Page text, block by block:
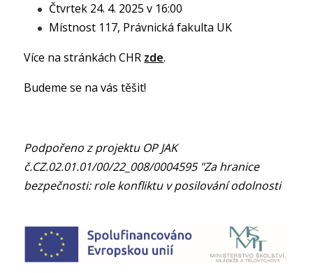
Čtvrtek 24. 4. 2025 v 16:00
Místnost 117, Právnická fakulta UK
Více na stránkách CHR zde.
Budeme se na vás těšit!
Podpořeno z projektu OP JAK
č.CZ.02.01.01/00/22_008/0004595 "Za hranice
bezpečnosti: role konfliktu v posilování odolnosti